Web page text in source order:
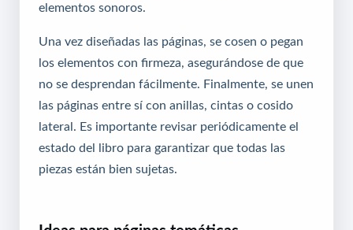
elementos sonoros.
Una vez diseñadas las páginas, se cosen o pegan
los elementos con firmeza, asegurándose de que
no se desprendan fácilmente. Finalmente, se unen
las páginas entre sí con anillas, cintas o cosido
lateral. Es importante revisar periódicamente el
estado del libro para garantizar que todas las
piezas están bien sujetas.